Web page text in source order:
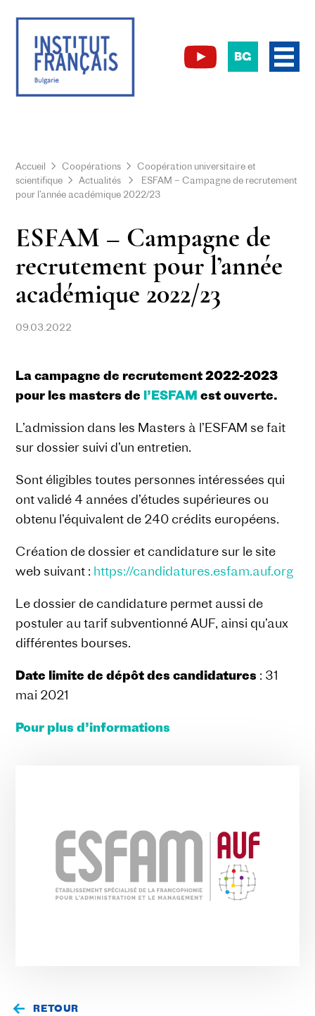
BG
Accueil Coopérations
Coopération universitaire et
scientifique
Actualités
ESFAM – Campagne de recrutement
pour l’année académique 2022/23
ESFAM – Campagne de
recrutement pour l’année
académique 2022/23
09.03.2022
La campagne de recrutement 2022-2023
pour les masters de l’ESFAM est ouverte.
L’admission dans les Masters à l’ESFAM se fait
sur dossier suivi d’un entretien.
Sont éligibles toutes personnes intéressées qui
ont validé 4 années d’études supérieures ou
obtenu l’équivalent de 240 crédits européens.
Création de dossier et candidature sur le site
web suivant : https://candidatures.esfam.auf.org
Le dossier de candidature permet aussi de
postuler au tarif subventionné AUF, ainsi qu’aux
différentes bourses.
Date limite de dépôt des candidatures : 31
mai 2021
Pour plus d’informations
RETOUR